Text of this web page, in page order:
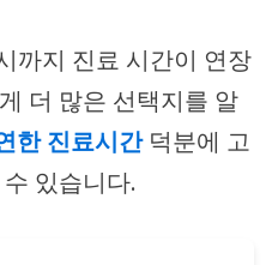
까지 진료 시간이 연장
더 많은 선택지를 알
한 진료시간덕분에 고
있습니다.